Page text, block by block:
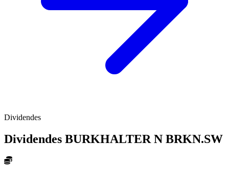
Dividendes
Dividendes BURKHALTER N BRKN.SW